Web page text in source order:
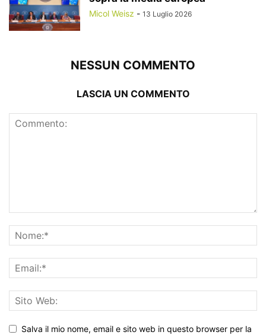
Micol Weisz - 13 Luglio 2026
NESSUN COMMENTO
LASCIA UN COMMENTO
Salva il mio nome, email e sito web in questo browser per la